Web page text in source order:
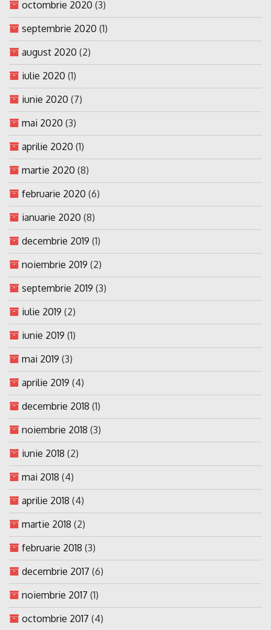
octombrie 2020 (3)
septembrie 2020 (1)
august 2020 (2)
iulie 2020 (1)
iunie 2020 (7)
mai 2020 (3)
aprilie 2020 (1)
martie 2020 (8)
februarie 2020 (6)
ianuarie 2020 (8)
decembrie 2019 (1)
noiembrie 2019 (2)
septembrie 2019 (3)
iulie 2019 (2)
iunie 2019 (1)
mai 2019 (3)
aprilie 2019 (4)
decembrie 2018 (1)
noiembrie 2018 (3)
iunie 2018 (2)
mai 2018 (4)
aprilie 2018 (4)
martie 2018 (2)
februarie 2018 (3)
decembrie 2017 (6)
noiembrie 2017 (1)
octombrie 2017 (4)